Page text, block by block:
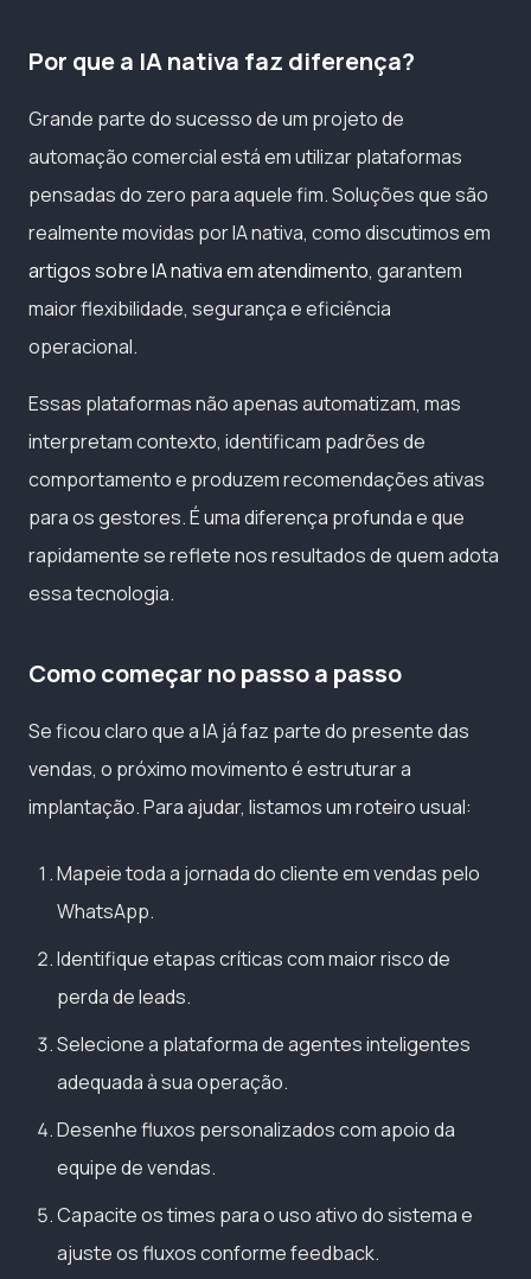
Por que a IA nativa faz diferença?
Grande parte do sucesso de um projeto de
automação comercial está em utilizar plataformas
pensadas do zero para aquele fim. Soluções que são
realmente movidas por IA nativa, como discutimos em
artigos sobre IA nativa em atendimento, garantem
maior flexibilidade, segurança e eficiência
operacional.
Essas plataformas não apenas automatizam, mas
interpretam contexto, identificam padrões de
comportamento e produzem recomendações ativas
para os gestores. É uma diferença profunda e que
rapidamente se reflete nos resultados de quem adota
essa tecnologia.
Como começar no passo a passo
Se ficou claro que a IA já faz parte do presente das
vendas, o próximo movimento é estruturar a
implantação. Para ajudar, listamos um roteiro usual:
Mapeie toda a jornada do cliente em vendas pelo
WhatsApp.
Identifique etapas críticas com maior risco de
perda de leads.
Selecione a plataforma de agentes inteligentes
adequada à sua operação.
Desenhe fluxos personalizados com apoio da
equipe de vendas.
Capacite os times para o uso ativo do sistema e
ajuste os fluxos conforme feedback.